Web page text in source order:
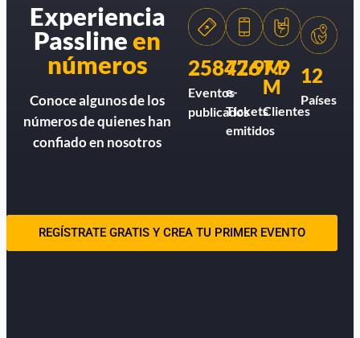
Experiencia
Passlineen
números
Conoce algunos de los
números de quienes han
confiado en nosotros
258426
Eventos
publicados
77.9M
e-
Tickets
emitidos
7.9
M
Clientes
12
Países
REGÍSTRATE GRATIS Y CREA TU PRIMER EVENTO